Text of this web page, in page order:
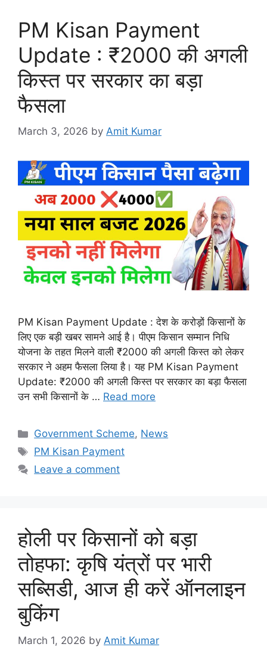
PM Kisan Payment
Update : ₹2000 की अगली
किस्त पर सरकार का बड़ा
फैसला
March 3, 2026 by Amit Kumar
PM Kisan Payment Update : देश के करोड़ों किसानों के
लिए एक बड़ी खबर सामने आई है। पीएम किसान सम्मान निधि
योजना के तहत मिलने वाली ₹2000 की अगली किस्त को लेकर
सरकार ने अहम फैसला लिया है। यह PM Kisan Payment
Update: ₹2000 की अगली किस्त पर सरकार का बड़ा फैसला
उन सभी किसानों के … Read more
Categories
Government Scheme, News
Tags
PM Kisan Payment
Leave a comment
होली पर किसानों को बड़ा
तोहफा: कृषि यंत्रों पर भारी
सब्सिडी, आज ही करें ऑनलाइन
बुकिंग
March 1, 2026 by Amit Kumar